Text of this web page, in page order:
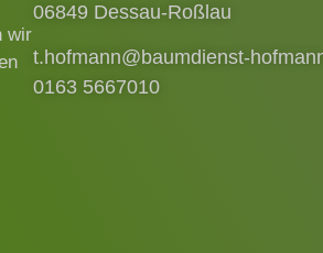
06849 Dessau-Roßlau
t.hofmann@baumdienst-
0163 5667010
wir